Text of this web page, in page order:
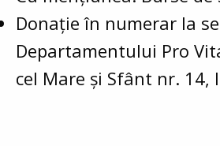
Donație în numerar la
Departamentului Pro
cel Mare și Sfânt nr. 14,